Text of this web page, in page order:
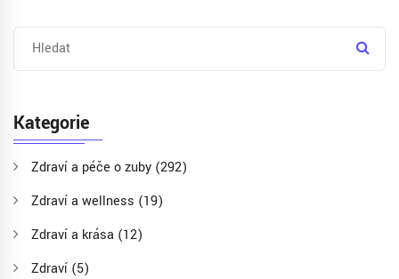
Kategorie
Zdraví a péče o zuby (292)
Zdraví a wellness (19)
Zdraví a krása (12)
Zdraví (5)